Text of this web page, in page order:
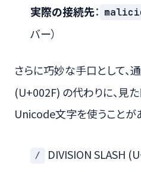
実際の接続先：
バー）
さらに巧妙な手口として、
(U+002F) の代わりに、見
Unicode文字を使うことが
∕ DIVISION SLASH